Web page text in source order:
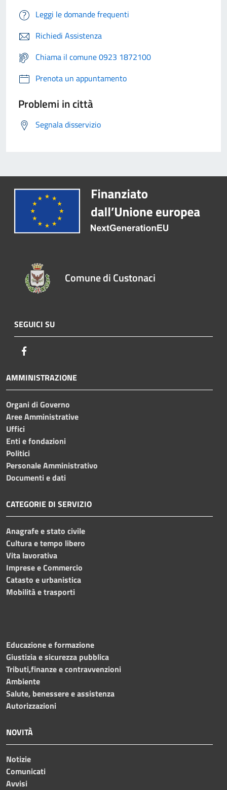
Leggi le domande frequenti
Richiedi Assistenza
Chiama il comune 0923 1872100
Prenota un appuntamento
Problemi in città
Segnala disservizio
Comune di Custonaci
SEGUICI SU
AMMINISTRAZIONE
Organi di Governo
Aree Amministrative
Uffici
Enti e fondazioni
Politici
Personale Amministrativo
Documenti e dati
CATEGORIE DI SERVIZIO
Anagrafe e stato civile
Cultura e tempo libero
Vita lavorativa
Imprese e Commercio
Catasto e urbanistica
Mobilità e trasporti
Educazione e formazione
Giustizia e sicurezza pubblica
Tributi,finanze e contravvenzioni
Ambiente
Salute, benessere e assistenza
Autorizzazioni
NOVITÀ
Notizie
Comunicati
Avvisi